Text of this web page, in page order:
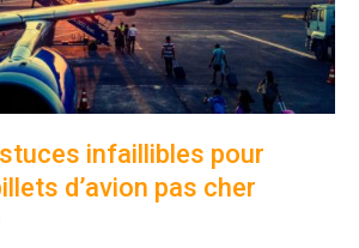
infaillibles pour
d’avion pas cher